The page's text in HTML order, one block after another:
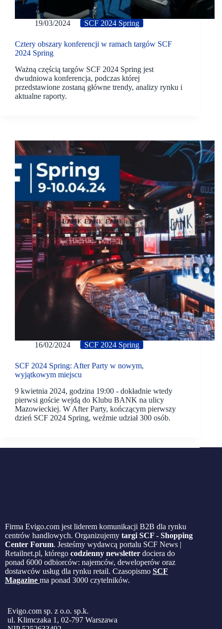
19/03/2024 SCF 2024 Spring
Cztery obszary konferencji w ramach targów SCF
2024 Spring
Ważną częścią targów SCF 2024 Spring jest
dwudniowa konferencja, podczas której
przedstawione zostaną główne trendy, analizy rynku i
aktualne raporty.
16/02/2024 SCF 2024 Spring
SCF 2024 Spring: After Party w nowym,
wyjątkowym miejscu
9 kwietnia 2024, godzina 19:00 - dokładnie wtedy
pierwsi goście wejdą do Klubu BANK na ulicy
Mazowieckiej. W After Party, kończącym pierwszy
dzień SCF 2024 Spring, weźmie udział 300 osób.
Firma Evigo.com jest liderem komunikacji B2B dla rynku
centrów handlowych. Organizujemy targi SCF - Shopping
Center Forum. Jesteśmy wydawcą portalu SCF News |
Retailnet.pl, którego codzienny newsletter dociera do
ponad 6000 odbiorców: najemców, deweloperów oraz
dostawców usług dla rynku retail. Czasopismo SCF
Magazine ma ponad 3000 czytelników.
Evigo.com sp. z o.o. sp.k.
ul. Klimczaka 1, 02-797 Warszawa